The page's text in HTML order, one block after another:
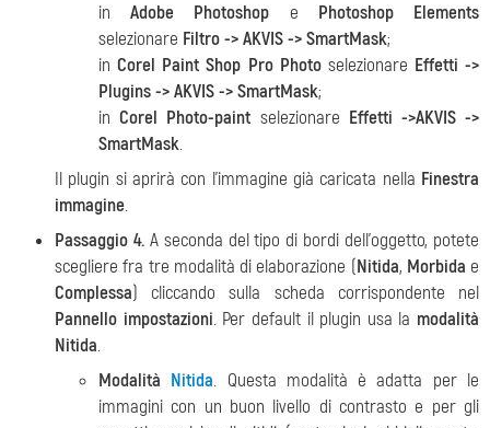
inAdobe Photoshop e Photoshop Elements
selezionare Filtro -> AKVIS -> SmartMask;
inCorel Paint Shop Pro Photoselezionare Effetti ->
Plugins -> AKVIS -> SmartMask;
inCorel Photo-paint selezionare Effetti ->AKVIS ->
SmartMask.
Il plugin si aprirà con l’immagine già caricata nella Finestra
immagine.
Passaggio 4.A seconda del tipo di bordi dell’oggetto, potete
scegliere fra tre modalità di elaborazione (Nitida, Morbida e
Complessa) cliccando sulla scheda corrispondente nel
Pannello impostazioni. Per default il plugin usa la modalità
Nitida.
Modalità Nitida. Questa modalità è adatta per le
immagini con un buon livello di contrasto e per gli